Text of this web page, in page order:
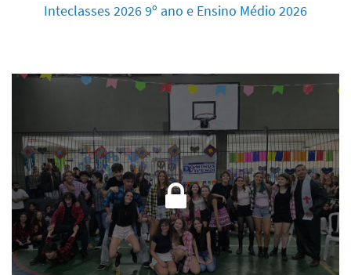
Inteclasses 2026 9º ano e Ensino Médio 2026